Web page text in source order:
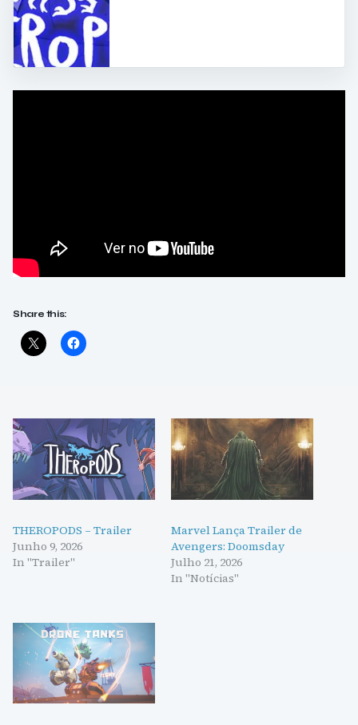
Share this:
THEROPODS – Trailer
Junho 9, 2026
In "Trailer"
Marvel Lança Trailer de
Avengers: Doomsday
Julho 21, 2026
In "Notícias"